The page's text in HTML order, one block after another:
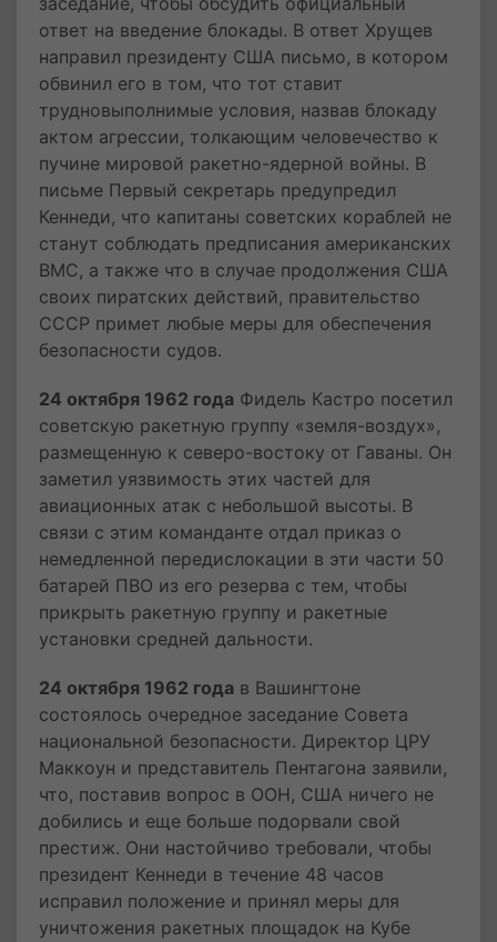
ответ на введение блокады. В ответ Хрущев
направил президенту США письмо, в котором
обвинил его в том, что тот ставит
трудновыполнимые условия, назвав блокаду
актом агрессии, толкающим человечество к
пучине мировой ракетно-ядерной войны. В
письме Первый секретарь предупредил
Кеннеди, что капитаны советских кораблей не
станут соблюдать предписания американских
ВМС, а также что в случае продолжения США
своих пиратских действий, правительство
СССР примет любые меры для обеспечения
безопасности судов.
24 октября 1962 года Фидель Кастро посетил
советскую ракетную группу «земля-воздух»,
размещенную к северо-востоку от Гаваны. Он
заметил уязвимость этих частей для
авиационных атак с небольшой высоты. В
связи с этим команданте отдал приказ о
немедленной передислокации в эти части 50
батарей ПВО из его резерва с тем, чтобы
прикрыть ракетную группу и ракетные
установки средней дальности.
24 октября 1962 года в Вашингтоне
состоялось очередное заседание Совета
национальной безопасности. Директор ЦРУ
Маккоун и представитель Пентагона заявили,
что, поставив вопрос в ООН, США ничего не
добились и еще больше подорвали свой
престиж. Они настойчиво требовали, чтобы
президент Кеннеди в течение 48 часов
исправил положение и принял меры для
уничтожения ракетных площадок на Кубе